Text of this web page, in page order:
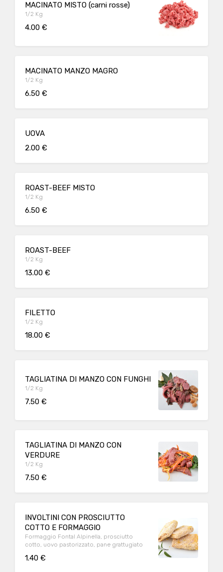
MACINATO MISTO (carni rosse)
1/2 Kg
4.00 €
MACINATO MANZO MAGRO
1/2 Kg
6.50 €
UOVA
2.00 €
ROAST-BEEF MISTO
1/2 Kg
6.50 €
ROAST-BEEF
1/2 Kg
13.00 €
FILETTO
1/2 Kg
18.00 €
TAGLIATINA DI MANZO CON FUNGHI
1/2 Kg
7.50 €
TAGLIATINA DI MANZO CON
VERDURE
1/2 Kg
7.50 €
INVOLTINI CON PROSCIUTTO
COTTO E FORMAGGIO
Formaggio Fontal Alpinella, prosciutto
cotto, uovo pastorizzato, pane grattugiato
1.40 €